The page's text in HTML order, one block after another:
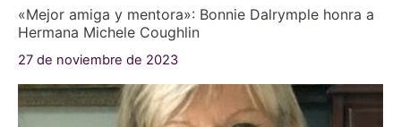
«Mejor amiga y mentora»: Bonnie Dalrymple honra a
Hermana Michele Coughlin
27 de noviembre de 2023